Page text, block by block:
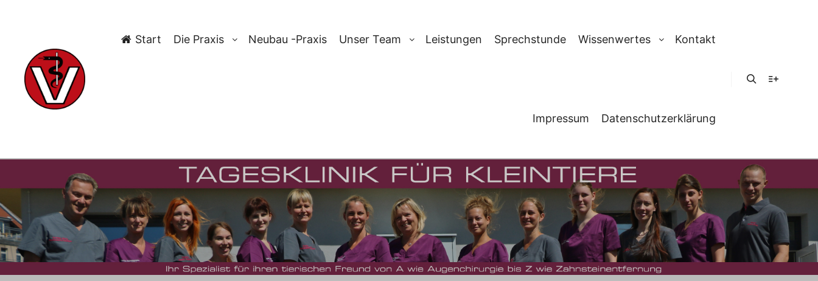
Start Die Praxis Neubau -Praxis Unser Team Leistungen Sprechstunde Wissenwertes Kontakt
Impressum Datenschutzerklärung
TAG-ARCHIV:PRAXIS-KONZEPT